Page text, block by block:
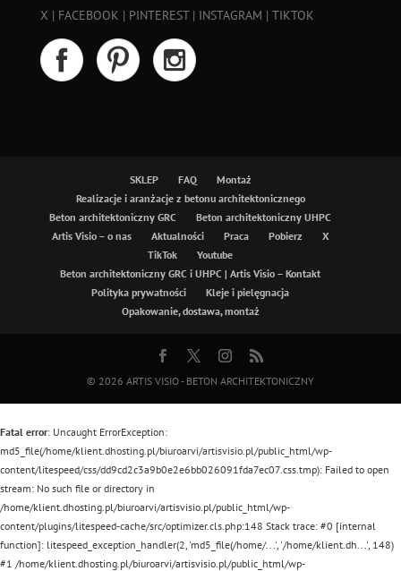
X | FACEBOOK | PINTEREST| INSTAGRAM | TIKTOK
SKLEP FAQ
Montaż
Realizacje i aranżacje z betonu architektonicznego
Beton architektoniczny GRC
Beton architektoniczny UHPC
Artis Visio – o nas
Aktualności Praca Pobierz
X
TikTok
Youtube
Beton architektoniczny GRC i UHPC | Artis Visio – Kontakt
Polityka prywatności
Kleje i pielęgnacja
Opakowanie, dostawa, montaż
© 2026 ARTIS VISIO - BETON ARCHITEKTONICZNY
Fatal error: Uncaught ErrorException:
md5_file(/home/klient.dhosting.pl/biuroarvi/artisvisio.pl/public_html/wp-
content/litespeed/css/dd9cd2c3a9b0e2e6bb026091fda7ec07.css.tmp): Failed to open
stream: No such file or directory in
/home/klient.dhosting.pl/biuroarvi/artisvisio.pl/public_html/wp-
content/plugins/litespeed-cache/src/optimizer.cls.php:148 Stack trace: #0 [internal
function]: litespeed_exception_handler(2, 'md5_file(/home/...', '/home/klient.dh...', 148)
#1 /home/klient.dhosting.pl/biuroarvi/artisvisio.pl/public_html/wp-